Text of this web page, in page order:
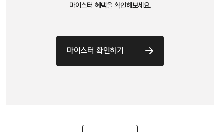
마이스터 혜택을 확인해보세요.
마이스터 확인하기